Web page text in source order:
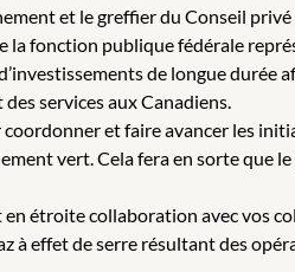
et le greffier du Conseil
la fonction publique fédérale
de longue durée
services aux Canadiens.
et faire avancer les
vert. Cela fera en sorte que
étroite collaboration avec vos
effet de serre résultant des